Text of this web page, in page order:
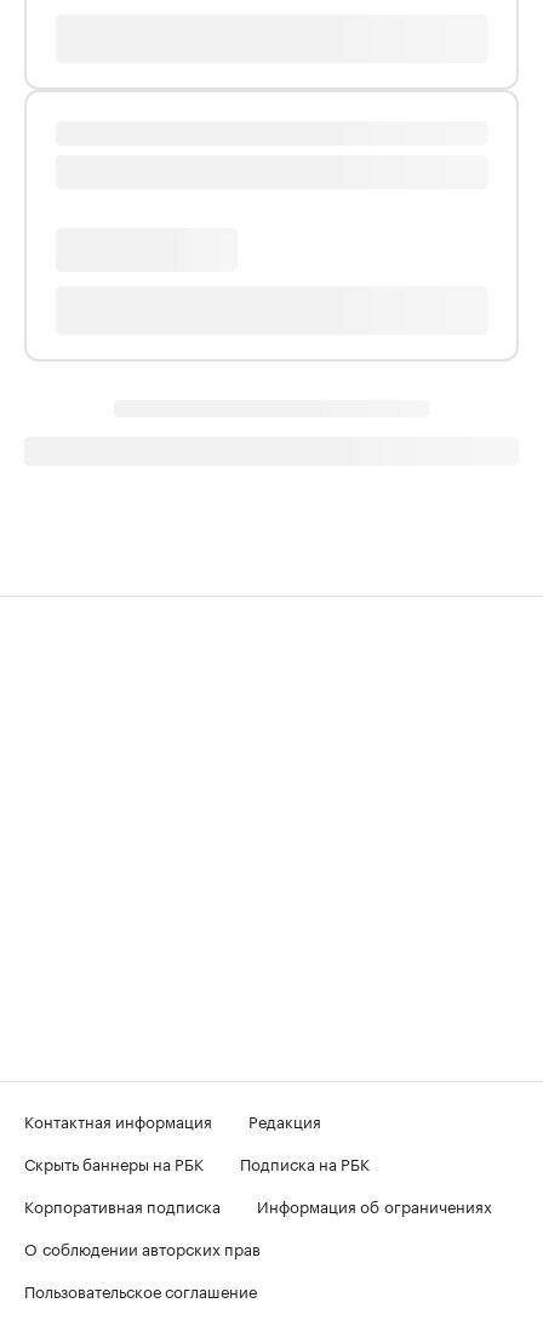
Контактная информация
Редакция
Скрыть баннеры на РБК
Подписка на РБК
Корпоративная подписка
Информация об ограничениях
О соблюдении авторских прав
Пользовательское соглашение